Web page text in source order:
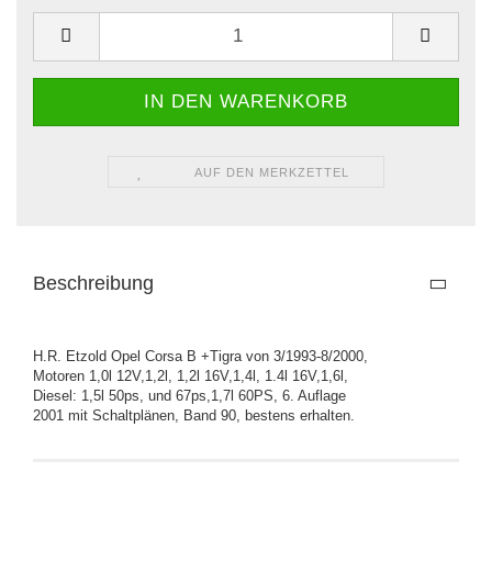
AUF DEN MERKZETTEL
Beschreibung
H.R. Etzold Opel Corsa B +Tigra von 3/1993-8/2000,
Motoren 1,0l 12V,1,2l, 1,2l 16V,1,4l, 1.4l 16V,1,6l,
Diesel: 1,5l 50ps, und 67ps,1,7l 60PS, 6. Auflage
2001 mit Schaltplänen, Band 90, bestens erhalten.